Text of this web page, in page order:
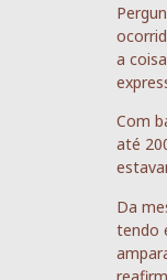
a
Com
até
Da
tendo